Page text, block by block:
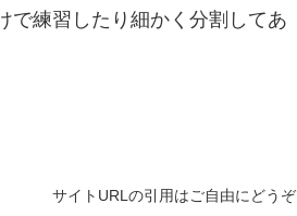
練習したり細かく分割してあ
サイトURLの引用はご自由にどうぞ